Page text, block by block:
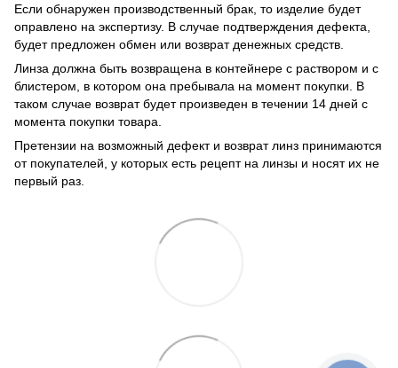
Если обнаружен производственный брак, то изделие будет
оправлено на экспертизу. В случае подтверждения дефекта,
будет предложен обмен или возврат денежных средств.
Линза должна быть возвращена в контейнере с раствором и с
блистером, в котором она пребывала на момент покупки. В
таком случае возврат будет произведен в течении 14 дней с
момента покупки товара.
Претензии на возможный дефект и возврат линз принимаются
от покупателей, у которых есть рецепт на линзы и носят их не
первый раз.